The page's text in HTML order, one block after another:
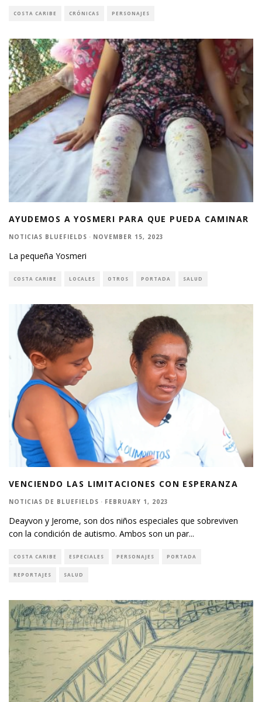
COSTA CARIBE CRÓNICAS PERSONAJES
AYUDEMOS A YOSMERI PARA QUE PUEDA CAMINAR
NOTICIAS BLUEFIELDS · NOVEMBER 15, 2023
La pequeña Yosmeri
COSTA CARIBE LOCALES OTROS PORTADA SALUD
VENCIENDO LAS LIMITACIONES CON ESPERANZA
NOTICIAS DE BLUEFIELDS · FEBRUARY 1, 2023
Deayvon y Jerome, son dos niños especiales que sobreviven
con la condición de autismo. Ambos son un par...
COSTA CARIBE ESPECIALES PERSONAJES PORTADA
REPORTAJES SALUD